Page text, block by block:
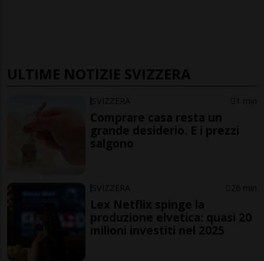
ULTIME NOTIZIE SVIZZERA
SVIZZERA 1 min
Comprare casa resta un
grande desiderio. E i prezzi
salgono
SVIZZERA 26 min
Lex Netflix spinge la
produzione elvetica: quasi 20
milioni investiti nel 2025